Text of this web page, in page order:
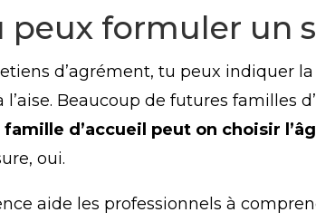
peux formuler un
d’agrément, tu peux indiquer
l’aise. Beaucoup de futures familles
famille d’accueil peut on choisir
oui.
aide les professionnels à